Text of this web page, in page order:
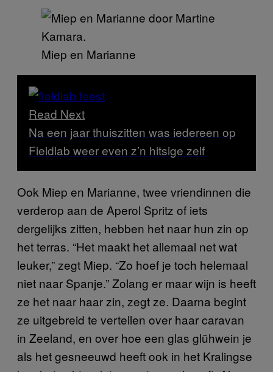
Miep en Marianne
Read Next
Na een jaar thuiszitten was iedereen op
Fieldlab weer even z’n hitsige zelf
Ook Miep en Marianne, twee vriendinnen die
verderop aan de Aperol Spritz of iets
dergelijks zitten, hebben het naar hun zin op
het terras. “Het maakt het allemaal net wat
leuker,” zegt Miep. “Zo hoef je toch helemaal
niet naar Spanje.” Zolang er maar wijn is heeft
ze het naar haar zin, zegt ze. Daarna begint
ze uitgebreid te vertellen over haar caravan
in Zeeland, en over hoe een glas glühwein je
als het gesneeuwd heeft ook in het Kralingse